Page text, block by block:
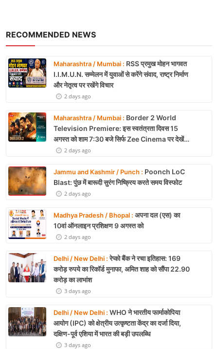
RECOMMENDED NEWS
Maharashtra / Mumbai : RSS प्रमुख मोहन भागवत
I.I.M.U.N. सम्मेलन में युवाओं से करेंगे संवाद, राष्ट्र निर्माण
और नेतृत्व पर रखेंगे विचार
2 days ago
Maharashtra / Mumbai : Border 2 World
Television Premiere: इस स्वतंत्रता दिवस 15
अगस्त को शाम 7:30 बजे सिर्फ Zee Cinema पर देखें
बॉर्डर 22 days ago
Jammu and Kashmir / Punch : Poonch LoC
Blast: पुंछ में बारूदी सुरंग निष्क्रिय करते समय विस्फोट
2 days ago
Madhya Pradesh / Bhopal : अपना दल (एस) का
10वां ऑनलाइन प्रशिक्षण 9 अगस्त को
2 days ago
Delhi / New Delhi :रेप्को बैंक ने रचा इतिहास: 169
करोड़ रुपये का रिकॉर्ड मुनाफा, अमित शाह को सौंपा 22.90
करोड़ का लाभांश
3 days ago
Delhi / New Delhi : WHO ने भारतीय फार्माकोपिया
आयोग (IPC) को क्षेत्रीय उत्कृष्टता केंद्र का दर्जा दिया,
दक्षिण-पूर्व एशिया में भारत की बड़ी उपलब्धि
3 days ago